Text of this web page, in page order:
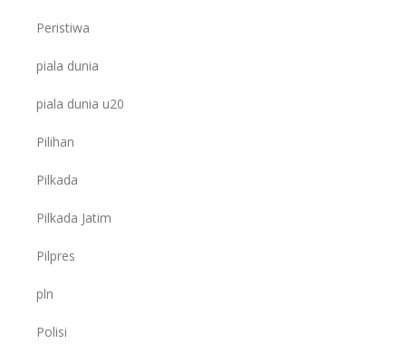
Peristiwa
piala dunia
piala dunia u20
Pilihan
Pilkada
Pilkada Jatim
Pilpres
pln
Polisi